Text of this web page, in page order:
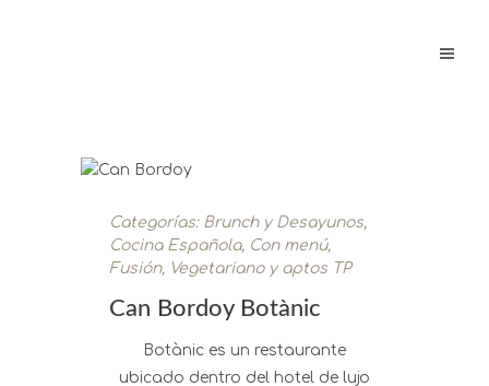
Categorías: Brunch y Desayunos,
Cocina Española, Con menú,
Fusión, Vegetariano y aptos TP
Can Bordoy Botànic
Botànic es un restaurante
ubicado dentro del hotel de lujo